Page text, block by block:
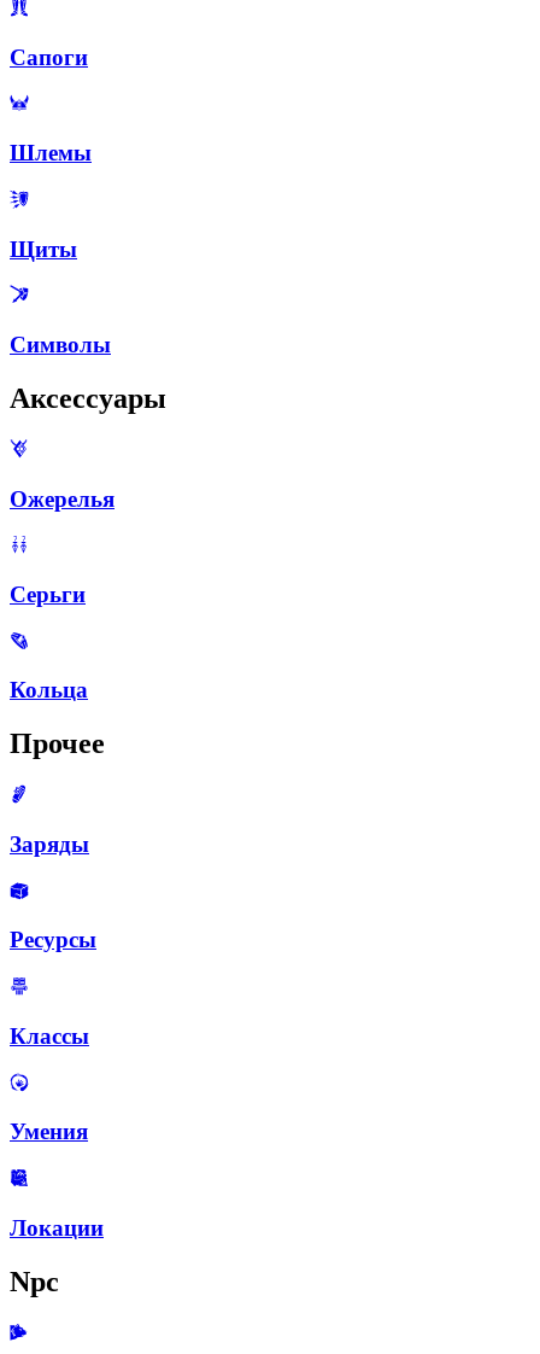
Сапоги
Шлемы
Щиты
Символы
Аксессуары
Ожерелья
Серьги
Кольца
Прочее
Заряды
Ресурсы
Классы
Умения
Локации
Npc